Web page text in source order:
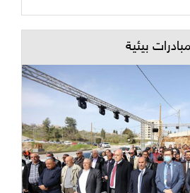
مبادرات بيئية